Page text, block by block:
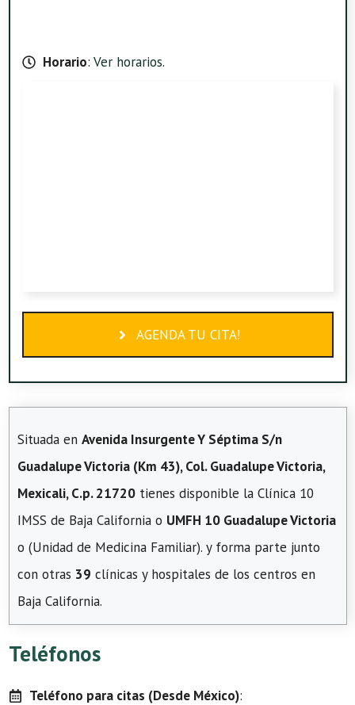
Horario: Ver horarios.
AGENDA TU CITA!
Situada en Avenida Insurgente Y Séptima S/n
Guadalupe Victoria (Km 43), Col. Guadalupe Victoria,
Mexicali, C.p. 21720 tienes disponible la Clínica 10
IMSS de Baja California o UMFH 10 Guadalupe Victoria
o (Unidad de Medicina Familiar). y forma parte junto
con otras 39 clínicas y hospitales de los centros en
Baja California.
Teléfonos
Teléfono para citas (Desde México):